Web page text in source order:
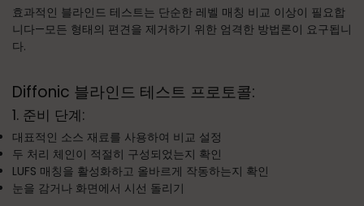
효과적인 블라인드 테스트는 단순한 레벨 매칭 비교 이상이 필요합
니다—모든 형태의 편견을 제거하기 위한 엄격한 방법론이 요구됩니
다.
Diffonic 블라인드 테스트 프로토콜:
1. 준비 단계:
대표적인 소스 재료를 사용하여 비교 설정
두 처리 체인이 적절히 구성되었는지 확인
LUFS 매칭을 활성화하고 올바르게 작동하는지 확인
눈을 감거나 화면에서 시선 돌리기